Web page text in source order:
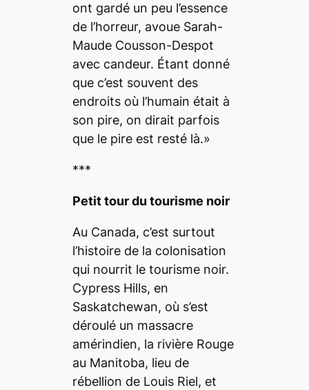
ont gardé un peu l’essence
de l’horreur, avoue Sarah-
Maude Cousson-Despot
avec candeur. Étant donné
que c’est souvent des
endroits où l’humain était à
son pire, on dirait parfois
que le pire est resté là.»
***
Petit tour du tourisme noir
Au Canada, c’est surtout
l’histoire de la colonisation
qui nourrit le tourisme noir.
Cypress Hills, en
Saskatchewan, où s’est
déroulé un massacre
amérindien, la rivière Rouge
au Manitoba, lieu de
rébellion de Louis Riel, et